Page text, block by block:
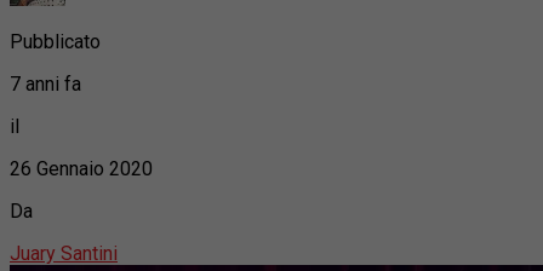
Pubblicato
7 anni fa
il
26 Gennaio 2020
Da
Juary Santini